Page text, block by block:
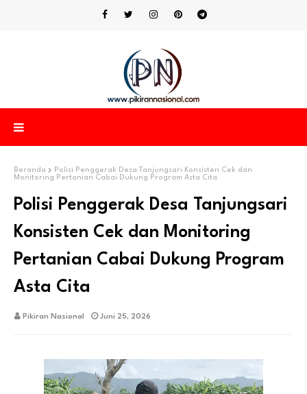
Beranda
Polisi Penggerak Desa Tanjungsari Konsisten Cek dan
Monitoring Pertanian Cabai Dukung Program Asta Cita
Polisi Penggerak Desa Tanjungsari
Konsisten Cek dan Monitoring
Pertanian Cabai Dukung Program
Asta Cita
Pikiran Nasional Juni 25, 2026